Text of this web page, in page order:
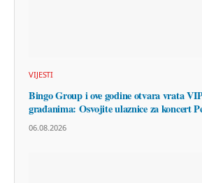
VIJESTI
Bingo Group i ove godine otvara vrata
građanima: Osvojite ulaznice za koncert
06.08.2026